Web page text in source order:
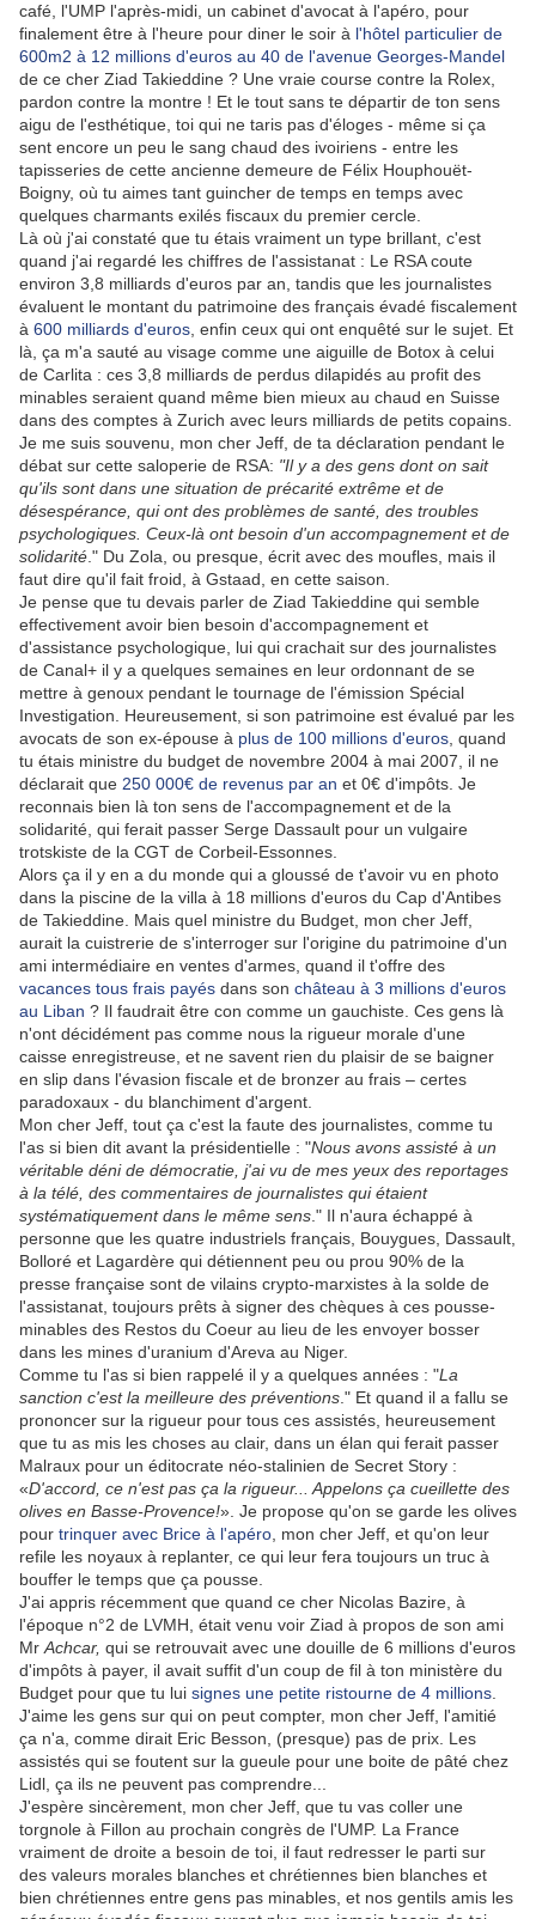
café, l'UMP l'après-midi, un cabinet d'avocat à l'apéro, pour
finalement être à l'heure pour diner le soir à l'hôtel particulier de
600m2 à 12 millions d'euros au 40 de l'avenue Georges-Mandel
de ce cher Ziad Takieddine ? Une vraie course contre la Rolex,
pardon contre la montre ! Et le tout sans te départir de ton sens
aigu de l'esthétique, toi qui ne taris pas d'éloges - même si ça
sent encore un peu le sang chaud des ivoiriens - entre les
tapisseries de cette ancienne demeure de Félix Houphouët-
Boigny, où tu aimes tant guincher de temps en temps avec
quelques charmants exilés fiscaux du premier cercle.
Là où j'ai constaté que tu étais vraiment un type brillant, c'est
quand j'ai regardé les chiffres de l'assistanat : Le RSA coute
environ 3,8 milliards d'euros par an, tandis que les journalistes
évaluent le montant du patrimoine des français évadé fiscalement
à 600 milliards d'euros , enfin ceux qui ont enquêté sur le sujet. Et
là, ça m'a sauté au visage comme une aiguille de Botox à celui
de Carlita : ces 3,8 milliards de perdus dilapidés au profit des
minables seraient quand même bien mieux au chaud en Suisse
dans des comptes à Zurich avec leurs milliards de petits copains.
Je me suis souvenu, mon cher Jeff, de ta déclaration pendant le
débat sur cette saloperie de RSA: "Il y a des gens dont on sait
qu'ils sont dans une situation de précarité extrême et de
désespérance, qui ont des problèmes de santé, des troubles
psychologiques. Ceux-là ont besoin d'un accompagnement et de
solidarité ." Du Zola, ou presque, écrit avec des moufles, mais il
faut dire qu'il fait froid, à Gstaad, en cette saison.
Je pense que tu devais parler de Ziad Takieddine qui semble
effectivement avoir bien besoin d'accompagnement et
d'assistance psychologique, lui qui crachait sur des journalistes
de Canal+ il y a quelques semaines en leur ordonnant de se
mettre à genoux pendant le tournage de l'émission Spécial
Investigation. Heureusement, si son patrimoine est évalué par les
avocats de son ex-épouse à plus de 100 millions d'euros , quand
tu étais ministre du budget de novembre 2004 à mai 2007, il ne
déclarait que 250 000€ de revenus par an et 0€ d'impôts. Je
reconnais bien là ton sens de l'accompagnement et de la
solidarité, qui ferait passer Serge Dassault pour un vulgaire
trotskiste de la CGT de Corbeil-Essonnes.
Alors ça il y en a du monde qui a gloussé de t'avoir vu en photo
dans la piscine de la villa à 18 millions d'euros du Cap d'Antibes
de Takieddine. Mais quel ministre du Budget, mon cher Jeff,
aurait la cuistrerie de s'interroger sur l'origine du patrimoine d'un
ami intermédiaire en ventes d'armes, quand il t'offre des
vacances tous frais payés dans son château à 3 millions d'euros
au Liban ? Il faudrait être con comme un gauchiste. Ces gens là
n'ont décidément pas comme nous la rigueur morale d'une
caisse enregistreuse, et ne savent rien du plaisir de se baigner
en slip dans l'évasion fiscale et de bronzer au frais – certes
paradoxaux - du blanchiment d'argent.
Mon cher Jeff, tout ça c'est la faute des journalistes, comme tu
l'as si bien dit avant la présidentielle : "Nous avons assisté à un
véritable déni de démocratie, j'ai vu de mes yeux des reportages
à la télé, des commentaires de journalistes qui étaient
systématiquement dans le même sens ." Il n'aura échappé à
personne que les quatre industriels français, Bouygues, Dassault,
Bolloré et Lagardère qui détiennent peu ou prou 90% de la
presse française sont de vilains crypto-marxistes à la solde de
l'assistanat, toujours prêts à signer des chèques à ces pousse-
minables des Restos du Coeur au lieu de les envoyer bosser
dans les mines d'uranium d'Areva au Niger.
Comme tu l'as si bien rappelé il y a quelques années : "La
sanction c'est la meilleure des préventions ." Et quand il a fallu se
prononcer sur la rigueur pour tous ces assistés, heureusement
que tu as mis les choses au clair, dans un élan qui ferait passer
Malraux pour un éditocrate néo-stalinien de Secret Story :
«D'accord, ce n'est pas ça la rigueur... Appelons ça cueillette des
olives en Basse-Provence!». Je propose qu'on se garde les olives
pour trinquer avec Brice à l'apéro , mon cher Jeff, et qu'on leur
refile les noyaux à replanter, ce qui leur fera toujours un truc à
bouffer le temps que ça pousse.
J'ai appris récemment que quand ce cher Nicolas Bazire, à
l'époque n°2 de LVMH, était venu voir Ziad à propos de son ami
Mr Achcar, qui se retrouvait avec une douille de 6 millions d'euros
d'impôts à payer, il avait suffit d'un coup de fil à ton ministère du
Budget pour que tu lui signes une petite ristourne de 4 millions
J'aime les gens sur qui on peut compter, mon cher Jeff, l'amitié
ça n'a, comme dirait Eric Besson, (presque) pas de prix. Les
assistés qui se foutent sur la gueule pour une boite de pâté chez
Lidl, ça ils ne peuvent pas comprendre...
J'espère sincèrement, mon cher Jeff, que tu vas coller une
torgnole à Fillon au prochain congrès de l'UMP. La France
vraiment de droite a besoin de toi, il faut redresser le parti sur
des valeurs morales blanches et chrétiennes bien blanches et
bien chrétiennes entre gens pas minables, et nos gentils amis les